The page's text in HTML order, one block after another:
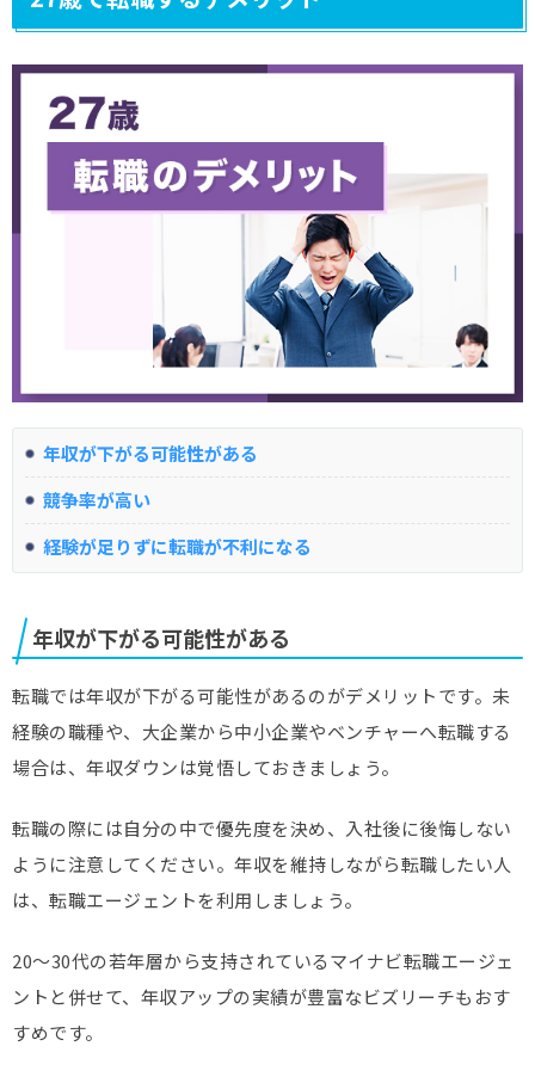
年収が下がる可能性がある
競争率が高い
経験が足りずに転職が不利になる
年収が下がる可能性がある
転職では年収が下がる可能性があるのがデメリットです。未
経験の職種や、大企業から中小企業やベンチャーへ転職する
場合は、年収ダウンは覚悟しておきましょう。
転職の際には自分の中で優先度を決め、入社後に後悔しない
ように注意してください。年収を維持しながら転職したい人
は、転職エージェントを利用しましょう。
20～30代の若年層から支持されているマイナビ転職エージェ
ントと併せて、年収アップの実績が豊富なビズリーチもおす
すめです。